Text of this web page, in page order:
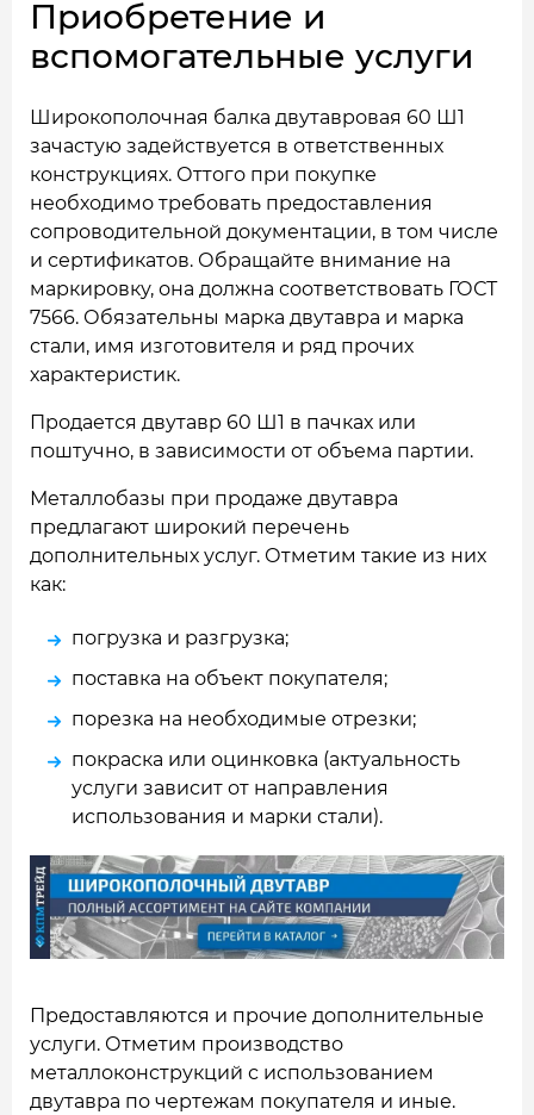
Приобретение и
вспомогательные услуги
Широкополочная балка двутавровая 60 Ш1
зачастую задействуется в ответственных
конструкциях. Оттого при покупке
необходимо требовать предоставления
сопроводительной документации, в том числе
и сертификатов. Обращайте внимание на
маркировку, она должна соответствовать ГОСТ
7566. Обязательны марка двутавра и марка
стали, имя изготовителя и ряд прочих
характеристик.
Продается двутавр 60 Ш1 в пачках или
поштучно, в зависимости от объема партии.
Металлобазы при продаже двутавра
предлагают широкий перечень
дополнительных услуг. Отметим такие из них
как:
погрузка и разгрузка;
поставка на объект покупателя;
порезка на необходимые отрезки;
покраска или оцинковка (актуальность
услуги зависит от направления
использования и марки стали).
Предоставляются и прочие дополнительные
услуги. Отметим производство
металлоконструкций с использованием
двутавра по чертежам покупателя и иные.